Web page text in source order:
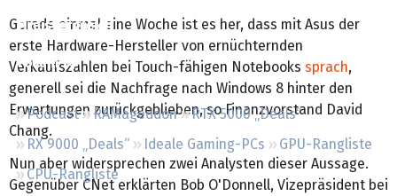
Preisvergleich
Forum
Podcast RAMageddon
RTX 5000 „Deals“
RX 9000 „Deals“
Ideale Gaming-PCs
GPU-Rangliste
CPU-Rangliste
Gerade einmal eine Woche ist es her, dass mit Asus der
erste Hardware-Hersteller von ernüchternden
Verkaufszahlen bei Touch-fähigen Notebooks sprach,
generell sei die Nachfrage nach Windows 8 hinter den
Erwartungen zurückgeblieben, so Finanzvorstand David
Chang.
Nun aber widersprechen zwei Analysten dieser Aussage.
Gegenüber CNet erklärten Bob O'Donnell, Vizepräsident bei